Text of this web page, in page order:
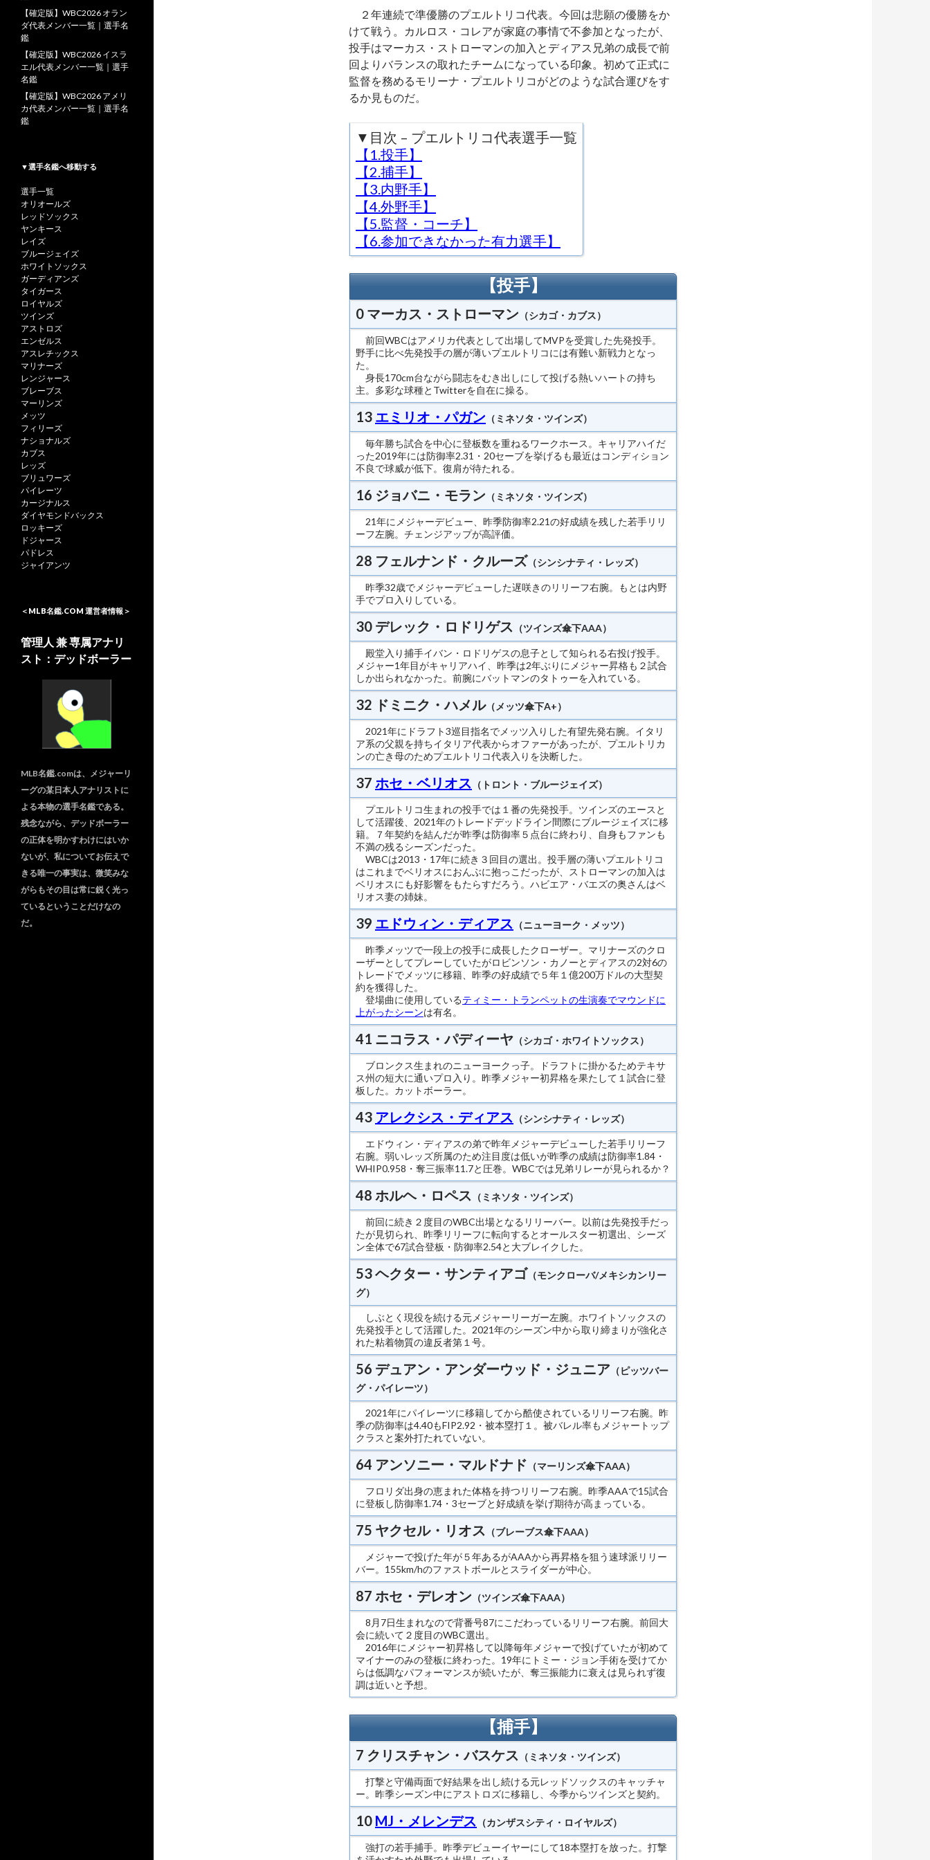
２年連続で準優勝のプエルトリコ代表。今回は悲願の優勝をか
けて戦う。カルロス・コレアが家庭の事情で不参加となったが、
投手はマーカス・ストローマンの加入とディアス兄弟の成長で前
回よりバランスの取れたチームになっている印象。初めて正式に
監督を務めるモリーナ・プエルトリコがどのような試合運びをす
るか見ものだ。
▼目次 – プエルトリコ代表選手一覧
【1.投手】
【2.捕手】
【3.内野手】
【4.外野手】
【5.監督・コーチ】
【6.参加できなかった有力選手】
【投手】
0 マーカス・ストローマン （シカゴ・カブス）
前回WBCはアメリカ代表として出場してMVPを受賞した先発投手。
野手に比べ先発投手の層が薄いプエルトリコには有難い新戦力となっ
た。
身長170cm台ながら闘志をむき出しにして投げる熱いハートの持ち
主。多彩な球種とTwitterを自在に操る。
13 エミリオ・パガン （ミネソタ・ツインズ）
毎年勝ち試合を中心に登板数を重ねるワークホース。キャリアハイだ
った2019年には防御率2.31・20セーブを挙げるも最近はコンディション
不良で球威が低下。復肩が待たれる。
16 ジョバニ・モラン （ミネソタ・ツインズ）
21年にメジャーデビュー、昨季防御率2.21の好成績を残した若手リリ
ーフ左腕。チェンジアップが高評価。
28 フェルナンド・クルーズ （シンシナティ・レッズ）
昨季32歳でメジャーデビューした遅咲きのリリーフ右腕。もとは内野
手でプロ入りしている。
30 デレック・ロドリゲス （ツインズ傘下AAA）
殿堂入り捕手イバン・ロドリゲスの息子として知られる右投げ投手。
メジャー1年目がキャリアハイ、昨季は2年ぶりにメジャー昇格も２試合
しか出られなかった。前腕にバットマンのタトゥーを入れている。
32 ドミニク・ハメル（メッツ傘下A+）
2021年にドラフト3巡目指名でメッツ入りした有望先発右腕。イタリ
ア系の父親を持ちイタリア代表からオファーがあったが、プエルトリカ
ンの亡き母のためプエルトリコ代表入りを決断した。
37 ホセ・ベリオス （トロント・ブルージェイズ）
プエルトリコ生まれの投手では１番の先発投手。ツインズのエースと
して活躍後、2021年のトレードデッドライン間際にブルージェイズに移
籍。７年契約を結んだが昨季は防御率５点台に終わり、自身もファンも
不満の残るシーズンだった。
WBCは2013・17年に続き３回目の選出。投手層の薄いプエルトリコ
はこれまでベリオスにおんぶに抱っこだったが、ストローマンの加入は
ベリオスにも好影響をもたらすだろう。ハビエア・バエズの奥さんはベ
リオス妻の姉妹。
39 エドウィン・ディアス （ニューヨーク・メッツ）
昨季メッツで一段上の投手に成長したクローザー。マリナーズのクロ
ーザーとしてプレーしていたがロビンソン・カノーとディアスの2対6の
トレードでメッツに移籍、昨季の好成績で５年１億200万ドルの大型契
約を獲得した。
登場曲に使用しているティミー・トランペットの生演奏でマウンドに
上がったシーンは有名。
41 ニコラス・パディーヤ （シカゴ・ホワイトソックス）
ブロンクス生まれのニューヨークっ子。ドラフトに掛かるためテキサ
ス州の短大に通いプロ入り。昨季メジャー初昇格を果たして１試合に登
板した。カットボーラー。
43 アレクシス・ディアス （シンシナティ・レッズ）
エドウィン・ディアスの弟で昨年メジャーデビューした若手リリーフ
右腕。弱いレッズ所属のため注目度は低いが昨季の成績は防御率1.84・
WHIP0.958・奪三振率11.7と圧巻。WBCでは兄弟リレーが見られるか？
48 ホルヘ・ロペス （ミネソタ・ツインズ）
前回に続き２度目のWBC出場となるリリーバー。以前は先発投手だっ
たが見切られ、昨季リリーフに転向するとオールスター初選出、シーズ
ン全体で67試合登板・防御率2.54と大ブレイクした。
53 ヘクター・サンティアゴ （モンクローバ/メキシカンリー
グ）
しぶとく現役を続ける元メジャーリーガー左腕。ホワイトソックスの
先発投手として活躍した。2021年のシーズン中から取り締まりが強化さ
れた粘着物質の違反者第１号。
56 デュアン・アンダーウッド・ジュニア （ピッツバー
グ・パイレーツ）
2021年にパイレーツに移籍してから酷使されているリリーフ右腕。昨
季の防御率は4.40もFIP2.92・被本塁打１。被バレル率もメジャートップ
クラスと案外打たれていない。
64 アンソニー・マルドナド （マーリンズ傘下AAA）
フロリダ出身の恵まれた体格を持つリリーフ右腕。昨季AAAで15試合
に登板し防御率1.74・3セーブと好成績を挙げ期待が高まっている。
75 ヤクセル・リオス （ブレーブス傘下AAA）
メジャーで投げた年が５年あるがAAAから再昇格を狙う速球派リリー
バー。155km/hのファストボールとスライダーが中心。
87 ホセ・デレオン （ツインズ傘下AAA）
8月7日生まれなので背番号87にこだわっているリリーフ右腕。前回大
会に続いて２度目のWBC選出。
2016年にメジャー初昇格して以降毎年メジャーで投げていたが初めて
マイナーのみの登板に終わった。19年にトミー・ジョン手術を受けてか
らは低調なパフォーマンスが続いたが、奪三振能力に衰えは見られず復
調は近いと予想。
【捕手】
7 クリスチャン・バスケス （ミネソタ・ツインズ）
打撃と守備両面で好結果を出し続ける元レッドソックスのキャッチャ
ー。昨季シーズン中にアストロズに移籍し、今季からツインズと契約。
10 MJ・メレンデス （カンザスシティ・ロイヤルズ）
強打の若手捕手。昨季デビューイヤーにして18本塁打を放った。打撃
【確定版】WBC2026 オラン
ダ代表メンバー一覧｜選手名
鑑
【確定版】WBC2026 イスラ
エル代表メンバー一覧｜選手
名鑑
【確定版】WBC2026 アメリ
カ代表メンバー一覧｜選手名
鑑
▼選手名鑑へ移動する
選手一覧
オリオールズ
レッドソックス
ヤンキース
レイズ
ブルージェイズ
ホワイトソックス
ガーディアンズ
タイガース
ロイヤルズ
ツインズ
アストロズ
エンゼルス
アスレチックス
マリナーズ
レンジャース
ブレーブス
マーリンズ
メッツ
フィリーズ
ナショナルズ
カブス
レッズ
ブリュワーズ
パイレーツ
カージナルス
ダイヤモンドバックス
ロッキーズ
ドジャース
パドレス
ジャイアンツ
＜MLB名鑑.COM 運営者情報＞
管理人 兼 専属アナリ
スト：デッドボーラー
MLB名鑑.comは、メジャーリ
ーグの某日本人アナリストに
よる本物の選手名鑑である。
残念ながら、デッドボーラー
の正体を明かすわけにはいか
ないが、私についてお伝えで
きる唯一の事実は、微笑みな
がらもその目は常に鋭く光っ
ているということだけなの
だ。